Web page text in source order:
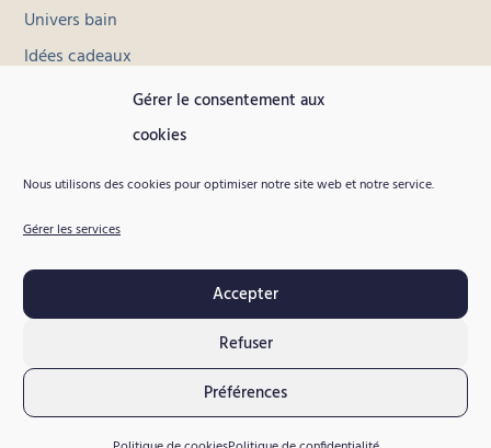
Gérer le consentement aux
cookies
Nous utilisons des cookies pour optimiser notre site web et notre service.
Gérer les services
Accepter
Refuser
Préférences
Univers bain
Idées cadeaux
Toutes les collections
Contact
Livraison et retours
Conditions générales de vente
Mentions légales
Politique de confidentialité
Copyright © 2026 Poropango, Tous droits